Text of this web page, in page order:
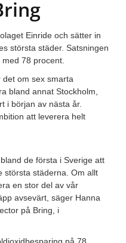
Einride och sätter in
största städer. Satsningen
78 procent.
om sex smarta
bland annat Stockholm,
i början av nästa år.
att leverera helt
de första i Sverige att
största städerna. Om allt
en stor del av vår
avsevärt, säger Hanna
på Bring, i